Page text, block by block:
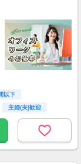
以下
主婦(夫)歓迎